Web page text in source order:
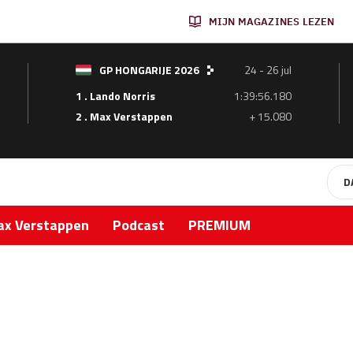
MIJN MAGAZINES LEZEN
GP HONGARIJE 2026
24 - 26 jul
1 . Lando Norris
1:39:56.180
2 . Max Verstappen
+ 15.080
Verstappen Podcast PREMIUM